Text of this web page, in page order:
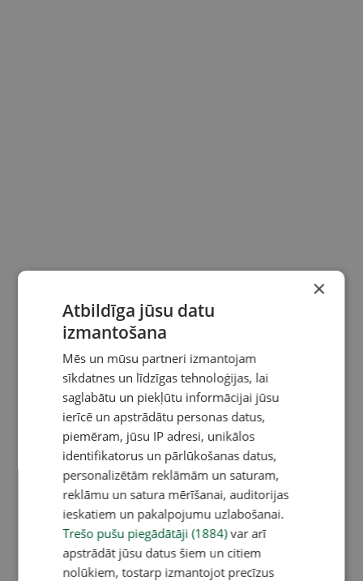
×
Atbildīga jūsu datu
izmantošana
Mēs un mūsu partneri izmantojam
sīkdatnes un līdzīgas tehnoloģijas, lai
saglabātu un piekļūtu informācijai jūsu
ierīcē un apstrādātu personas datus,
piemēram, jūsu IP adresi, unikālos
identifikatorus un pārlūkošanas datus,
personalizētām reklāmām un saturam,
reklāmu un satura mērīšanai, auditorijas
ieskatiem un pakalpojumu uzlabošanai.
Trešo pušu piegādātāji (1884)var arī
apstrādāt jūsu datus šiem un citiem
nolūkiem, tostarp izmantojot precīzus